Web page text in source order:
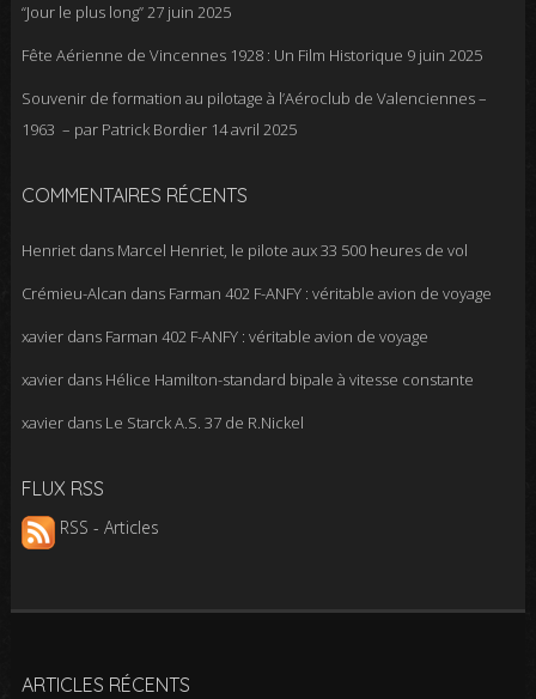
“Jour le plus long”27 juin 2025
Fête Aérienne de Vincennes 1928 : Un Film Historique 9 juin 2025
Souvenir de formation au pilotage à l’Aéroclub de Valenciennes –
1963 – par Patrick Bordier 14 avril 2025
COMMENTAIRES RÉCENTS
Henrietdans Marcel Henriet, le pilote aux 33 500 heures de vol
Crémieu-Alcan dans Farman 402 F-ANFY : véritable avion de voyage
xavierdans Farman 402 F-ANFY : véritable avion de voyage
xavierdans Hélice Hamilton-standard bipale à vitesse constante
xavierdans Le Starck A.S. 37 de R.Nickel
FLUX RSS
RSS - Articles
ARTICLES RÉCENTS